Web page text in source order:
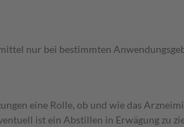
nur bei bestimmten
eine Rolle, ob und wie das
ist ein Abstillen in Erwägung zu